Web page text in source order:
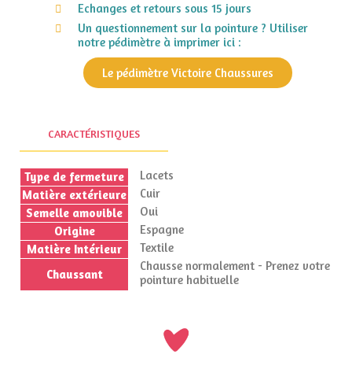
Echanges et retours sous 15 jours
Un questionnement sur la pointure ? Utiliser
notre pédimètre à imprimer ici :
Le pédimètre Victoire Chaussures
CARACTÉRISTIQUES
Type de fermeture
Lacets
Matière extérieure
Cuir
Semelle amovible
Oui
Origine
Espagne
Matière Intérieur
Textile
Chaussant
Chausse normalement - Prenez votre
pointure habituelle